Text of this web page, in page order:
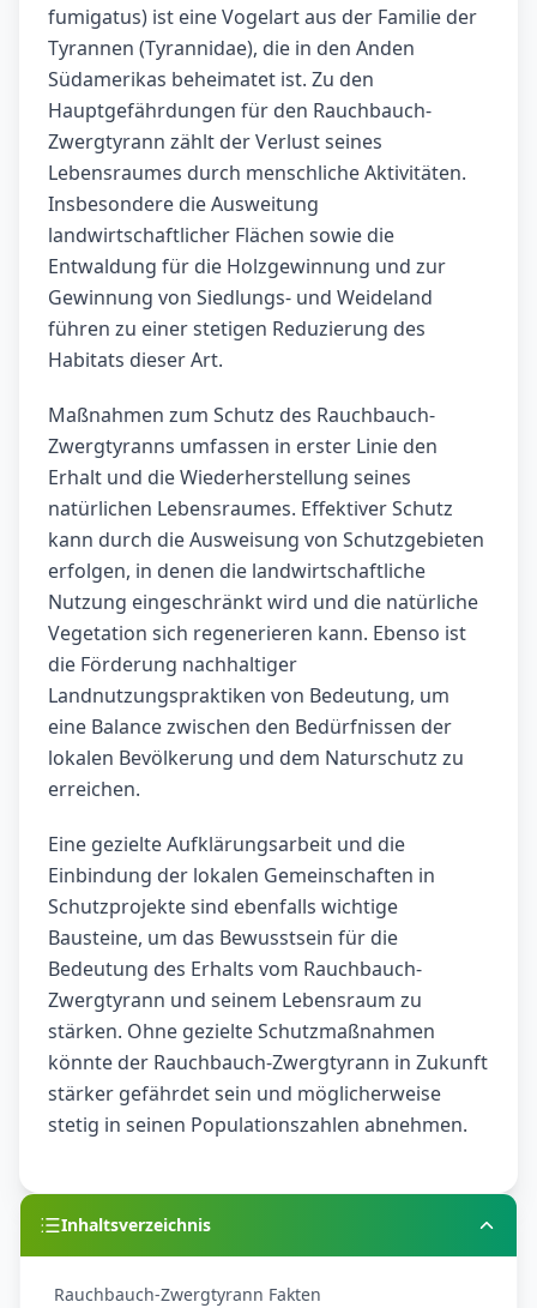
fumigatus) ist eine Vogelart aus der Familie der
Tyrannen (Tyrannidae), die in den Anden
Südamerikas beheimatet ist. Zu den
Hauptgefährdungen für den Rauchbauch-
Zwergtyrann zählt der Verlust seines
Lebensraumes durch menschliche Aktivitäten.
Insbesondere die Ausweitung
landwirtschaftlicher Flächen sowie die
Entwaldung für die Holzgewinnung und zur
Gewinnung von Siedlungs- und Weideland
führen zu einer stetigen Reduzierung des
Habitats dieser Art.
Maßnahmen zum Schutz des Rauchbauch-
Zwergtyranns umfassen in erster Linie den
Erhalt und die Wiederherstellung seines
natürlichen Lebensraumes. Effektiver Schutz
kann durch die Ausweisung von Schutzgebieten
erfolgen, in denen die landwirtschaftliche
Nutzung eingeschränkt wird und die natürliche
Vegetation sich regenerieren kann. Ebenso ist
die Förderung nachhaltiger
Landnutzungspraktiken von Bedeutung, um
eine Balance zwischen den Bedürfnissen der
lokalen Bevölkerung und dem Naturschutz zu
erreichen.
Eine gezielte Aufklärungsarbeit und die
Einbindung der lokalen Gemeinschaften in
Schutzprojekte sind ebenfalls wichtige
Bausteine, um das Bewusstsein für die
Bedeutung des Erhalts vom Rauchbauch-
Zwergtyrann und seinem Lebensraum zu
stärken. Ohne gezielte Schutzmaßnahmen
könnte der Rauchbauch-Zwergtyrann in Zukunft
stärker gefährdet sein und möglicherweise
stetig in seinen Populationszahlen abnehmen.
Inhaltsverzeichnis
Rauchbauch-Zwergtyrann Fakten